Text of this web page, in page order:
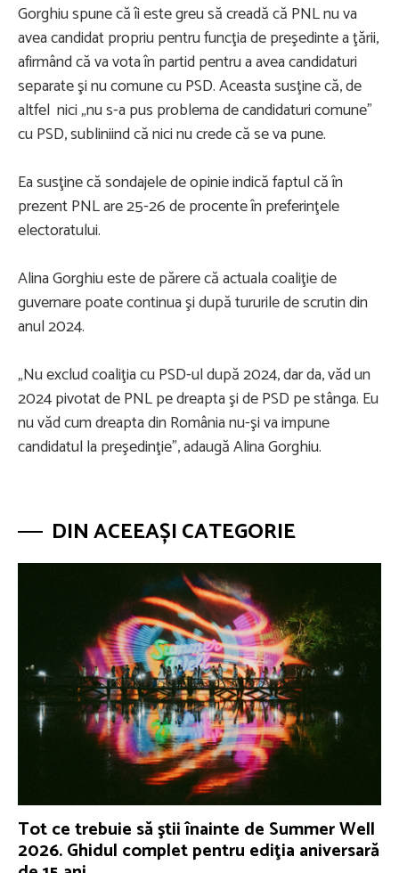
Gorghiu spune că îi este greu să creadă că PNL nu va
avea candidat propriu pentru funcţia de preşedinte a ţării,
afirmând că va vota în partid pentru a avea candidaturi
separate şi nu comune cu PSD. Aceasta susţine că, de
altfel nici „nu s-a pus problema de candidaturi comune”
cu PSD, subliniind că nici nu crede că se va pune.
Ea susţine că sondajele de opinie indică faptul că în
prezent PNL are 25-26 de procente în preferinţele
electoratului.
Alina Gorghiu este de părere că actuala coaliţie de
guvernare poate continua şi după tururile de scrutin din
anul 2024.
„Nu exclud coaliţia cu PSD-ul după 2024, dar da, văd un
2024 pivotat de PNL pe dreapta şi de PSD pe stânga. Eu
nu văd cum dreapta din România nu-şi va impune
candidatul la preşedinţie”, adaugă Alina Gorghiu.
DIN ACEEAȘI CATEGORIE
Tot ce trebuie să ştii înainte de Summer Well
2026. Ghidul complet pentru ediţia aniversară